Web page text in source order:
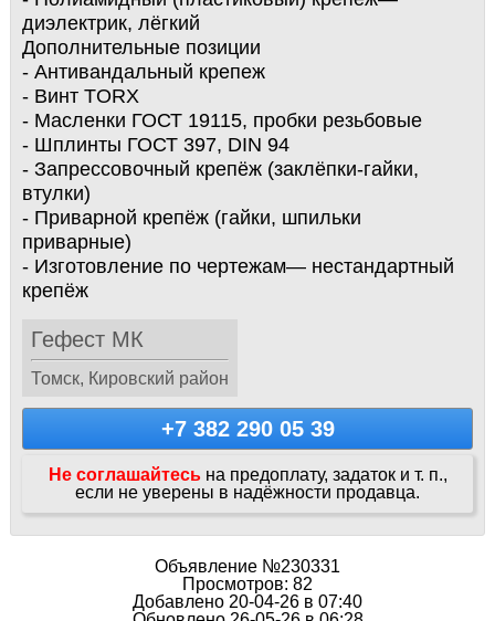
диэлектрик, лёгкий
Дополнительные позиции
- Антивандальный крепеж
- Винт TORX
- Масленки ГОСТ 19115, пробки резьбовые
- Шплинты ГОСТ 397, DIN 94
- Запрессовочный крепёж (заклёпки-гайки,
втулки)
- Приварной крепёж (гайки, шпильки
приварные)
- Изготовление по чертежам— нестандартный
крепёж
Гефест МК
Томск, Кировский район
+7 382 290 05 39
Не соглашайтесь на предоплату, задаток и т. п.,
если не уверены в надёжности продавца.
Объявление №230331
Просмотров: 82
Добавлено 20-04-26 в 07:40